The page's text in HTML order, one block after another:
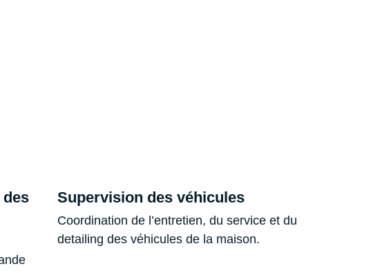
Supervision des véhicules
Coordination de l’entretien, du service et du
detailing des véhicules de la maison.